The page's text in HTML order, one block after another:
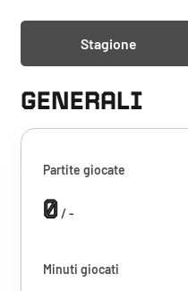
Stagione
GENERALI
Partite giocate
0/ -
Minuti giocati